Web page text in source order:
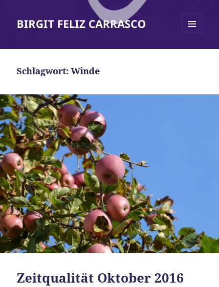
BIRGIT FELIZ CARRASCO
Schlagwort:Winde
Zeitqualität Oktober 2016